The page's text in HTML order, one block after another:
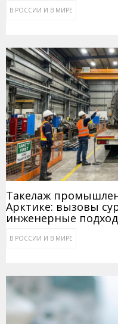
В РОССИИ И В МИРЕ
Такелаж
Арктике: вызовы
инженерные
В РОССИИ И В МИРЕ